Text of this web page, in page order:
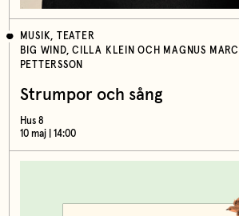
MUSIK, TEATER
BIG WIND, CILLA KLEIN OCH MAGNUS
PETTERSSON
Strumpor och sång
Hus 8
10 maj | 14:00